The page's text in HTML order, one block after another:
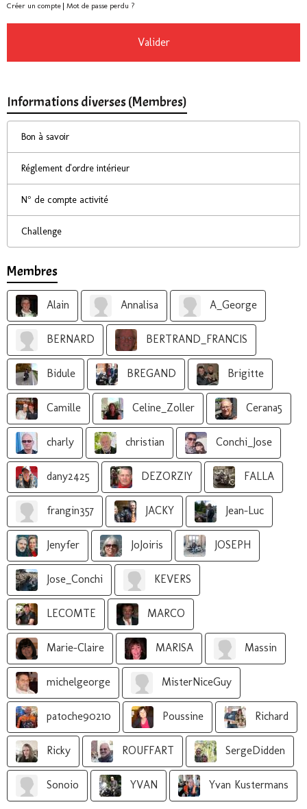
Créer un compte | Mot de passe perdu ?
Valider
Informations diverses (Membres)
Bon à savoir
Réglement d'ordre intérieur
N° de compte activité
Challenge
Membres
Alain Annalisa A_George
BERNARD BERTRAND_FRANCIS
Bidule BREGAND Brigitte
Camille Celine_Zoller Cerana5
charly christian Conchi_Jose
dany2425 DEZORZIY FALLA
frangin357 JACKY Jean-Luc
Jenyfer JoJoiris JOSEPH
Jose_Conchi KEVERS
LECOMTE MARCO
Marie-Claire MARISA Massin
michelgeorge MisterNiceGuy
patoche90210 Poussine Richard
Ricky ROUFFART SergeDidden
Sonoio YVAN Yvan Kustermans